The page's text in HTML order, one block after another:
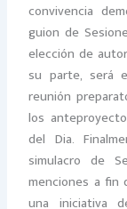
convivencia
guion de
elección de
su parte, será
reunión
los
del Dia.
simulacro de
menciones a fin
una iniciativa